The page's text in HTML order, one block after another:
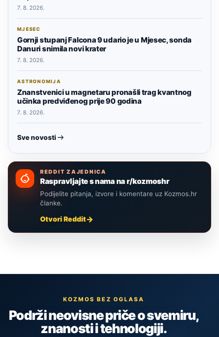
7. 8. 2026.
MJESEC
Gornji stupanj Falcona 9 udario je u Mjesec, sonda
Danuri snimila novi krater
7. 8. 2026.
ASTRONOMIJA
Znanstvenici u magnetaru pronašli trag kvantnog
učinka predviđenog prije 90 godina
7. 8. 2026.
Sve novosti
REDDIT ZAJEDNICA
Raspravljajte s nama na r/kozmoshr
Podijelite pitanja, izvore i komentare uz Kozmos.hr
članke.
Otvori Reddit
KOZMOS BEZ OGLASA
Podrži neovisne priče o svemiru,
znanosti i tehnologiji.